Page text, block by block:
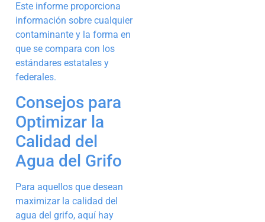
Este informe proporciona
información sobre cualquier
contaminante y la forma en
que se compara con los
estándares estatales y
federales.
Consejos para
Optimizar la
Calidad del
Agua del Grifo
Para aquellos que desean
maximizar la calidad del
agua del grifo, aquí hay